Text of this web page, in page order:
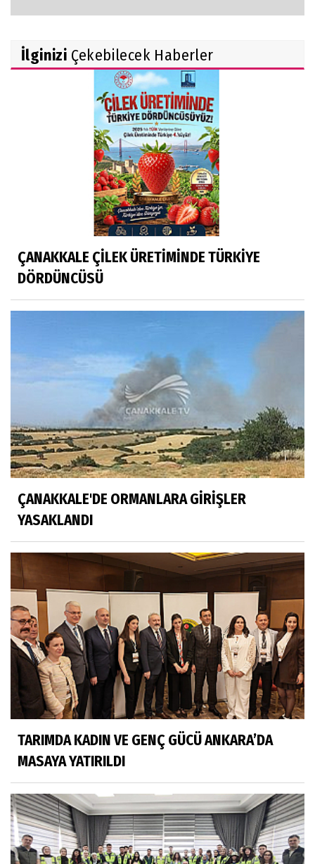
İlginizi Çekebilecek Haberler
ÇANAKKALE ÇİLEK ÜRETİMİNDE TÜRKİYE
DÖRDÜNCÜSÜ
ÇANAKKALE'DE ORMANLARA GİRİŞLER
YASAKLANDI
TARIMDA KADIN VE GENÇ GÜCÜ ANKARA’DA
MASAYA YATIRILDI